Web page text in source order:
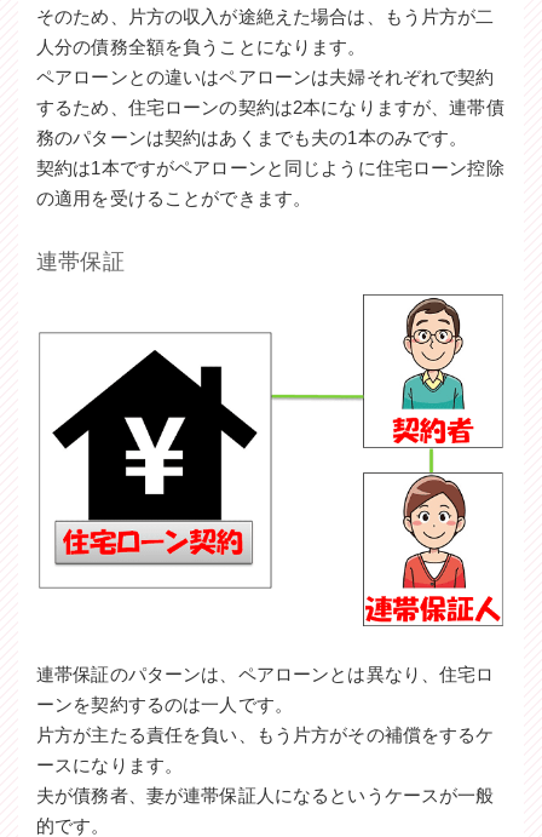
そのため、片方の収入が途絶えた場合は、もう片方が二
人分の債務全額を負うことになります。
ペアローンとの違いはペアローンは夫婦それぞれで契約
するため、住宅ローンの契約は2本になりますが、連帯債
務のパターンは契約はあくまでも夫の1本のみです。
契約は1本ですがペアローンと同じように住宅ローン控除
の適用を受けることができます。
連帯保証
連帯保証のパターンは、ペアローンとは異なり、住宅ロ
ーンを契約するのは一人です。
片方が主たる責任を負い、もう片方がその補償をするケ
ースになります。
夫が債務者、妻が連帯保証人になるというケースが一般
的です。